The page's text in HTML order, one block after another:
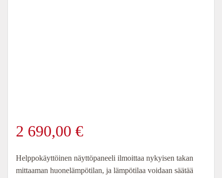
2 690,00 €
Helppokäyttöinen näyttöpaneeli ilmoittaa nykyisen takan
mittaaman huonelämpötilan, ja lämpötilaa voidaan säätää